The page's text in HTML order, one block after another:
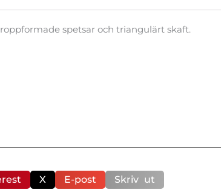
spetsar och triangulärt skaft.
X E-post Skriv ut